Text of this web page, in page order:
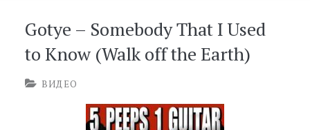
Gotye – Somebody That I Used
to Know (Walk off the Earth)
ВИДЕО